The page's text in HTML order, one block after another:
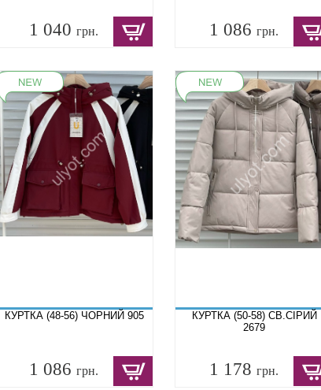
1 040грн. 1 086грн.
КУРТКА (48-56) ЧОРНИЙ 905
1 086грн.
КУРТКА (50-58) СВ.СІРИЙ
2679
1 178грн.